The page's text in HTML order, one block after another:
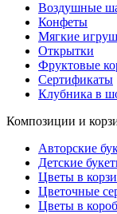
Воздушные
Конфеты
Мягкие
Открытки
Фруктовые
Сертификаты
Клубника в
Композиции и
Авторские
Детские
Цветы в
Цветочные
Цветы в